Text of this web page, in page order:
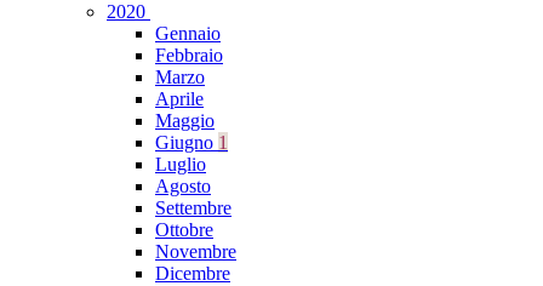
2020
Gennaio
Febbraio
Marzo
Aprile
Maggio
Giugno 1
Luglio
Agosto
Settembre
Ottobre
Novembre
Dicembre